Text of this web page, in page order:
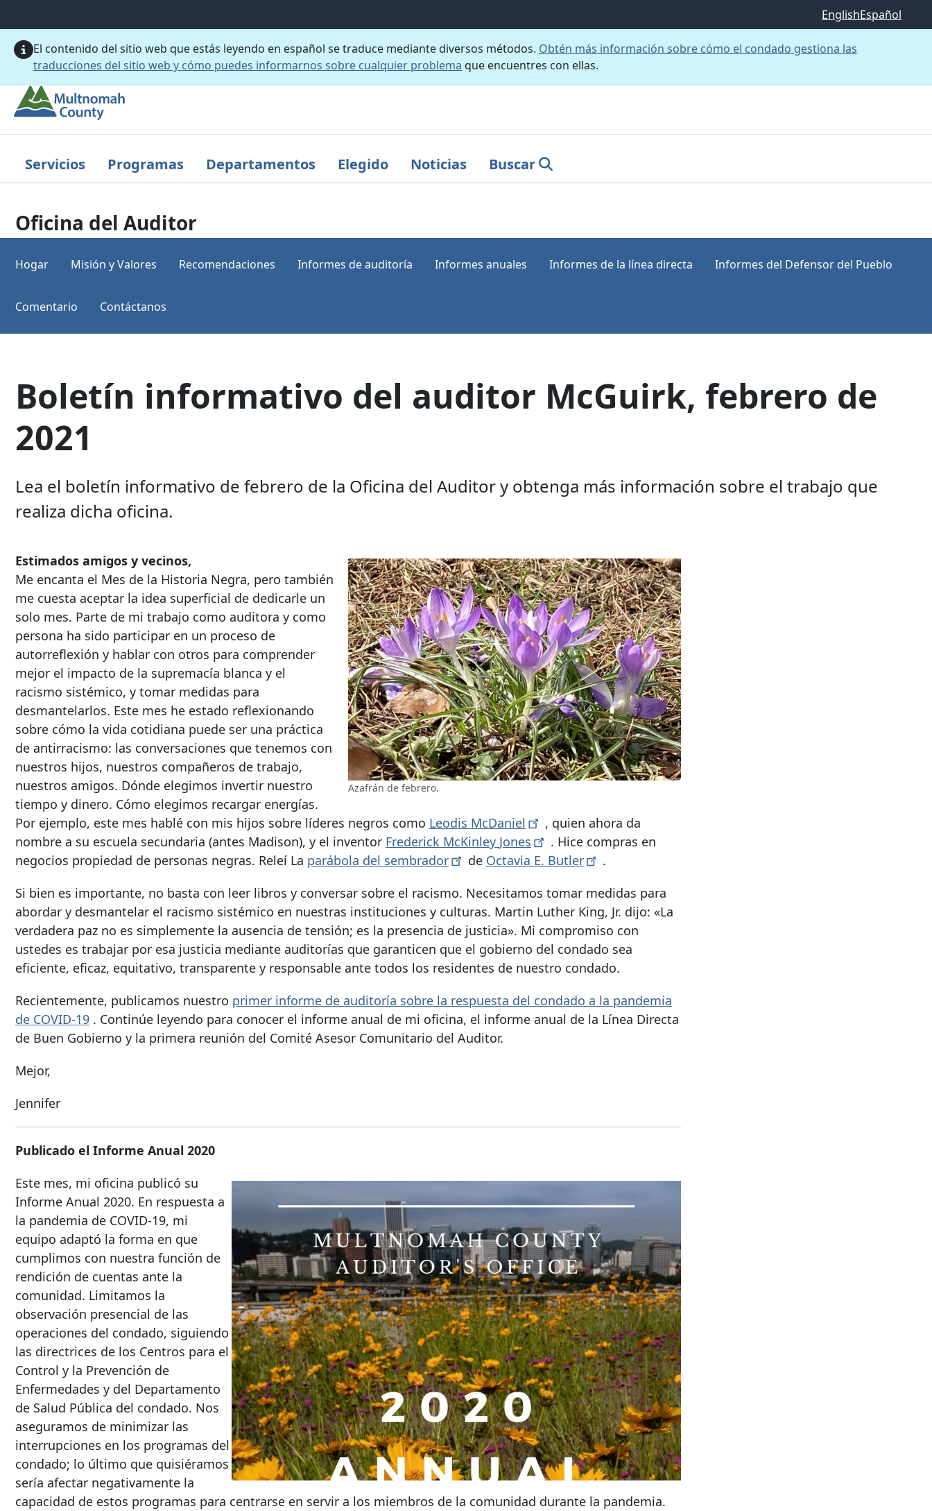
EnglishEspañol
El contenido del sitio web que estás leyendo en español se traduce mediante diversos métodos. Obtén más información sobre cómo el condado gestiona las
traducciones del sitio web y cómo puedes informarnos sobre cualquier problema que encuentres con ellas.
Servicios Programas Departamentos Elegido Noticias Buscar
Oficina del Auditor
Hogar Misión y Valores Recomendaciones Informes de auditoría Informes anuales Informes de la línea directa Informes del Defensor del Pueblo
Comentario Contáctanos
Boletín informativo del auditor McGuirk, febrero de
2021
Lea el boletín informativo de febrero de la Oficina del Auditor y obtenga más información sobre el trabajo que
realiza dicha oficina.
Azafrán de febrero.
Estimados amigos y vecinos,
Me encanta el Mes de la Historia Negra, pero también
me cuesta aceptar la idea superficial de dedicarle un
solo mes. Parte de mi trabajo como auditora y como
persona ha sido participar en un proceso de
autorreflexión y hablar con otros para comprender
mejor el impacto de la supremacía blanca y el
racismo sistémico, y tomar medidas para
desmantelarlos. Este mes he estado reflexionando
sobre cómo la vida cotidiana puede ser una práctica
de antirracismo: las conversaciones que tenemos con
nuestros hijos, nuestros compañeros de trabajo,
nuestros amigos. Dónde elegimos invertir nuestro
tiempo y dinero. Cómo elegimos recargar energías.
Por ejemplo, este mes hablé con mis hijos sobre líderes negros como Leodis McDaniel
, quien ahora da
nombre a su escuela secundaria (antes Madison), y el inventor Frederick McKinley Jones
. Hice compras en
negocios propiedad de personas negras. Releí La parábola del sembrador de Octavia E. Butler
.
Si bien es importante, no basta con leer libros y conversar sobre el racismo. Necesitamos tomar medidas para
abordar y desmantelar el racismo sistémico en nuestras instituciones y culturas. Martin Luther King, Jr. dijo: «La
verdadera paz no es simplemente la ausencia de tensión; es la presencia de justicia». Mi compromiso con
ustedes es trabajar por esa justicia mediante auditorías que garanticen que el gobierno del condado sea
eficiente, eficaz, equitativo, transparente y responsable ante todos los residentes de nuestro condado.
Recientemente, publicamos nuestro primer informe de auditoría sobre la respuesta del condado a la pandemia
de COVID-19 . Continúe leyendo para conocer el informe anual de mi oficina, el informe anual de la Línea Directa
de Buen Gobierno y la primera reunión del Comité Asesor Comunitario del Auditor.
Mejor,
Jennifer
Publicado el Informe Anual 2020
Este mes, mi oficina publicó su
Informe Anual 2020. En respuesta a
la pandemia de COVID-19, mi
equipo adaptó la forma en que
cumplimos con nuestra función de
rendición de cuentas ante la
comunidad. Limitamos la
observación presencial de las
operaciones del condado, siguiendo
las directrices de los Centros para el
Control y la Prevención de
Enfermedades y del Departamento
de Salud Pública del condado. Nos
aseguramos de minimizar las
interrupciones en los programas del
condado; lo último que quisiéramos
sería afectar negativamente la
capacidad de estos programas para centrarse en servir a los miembros de la comunidad durante la pandemia.